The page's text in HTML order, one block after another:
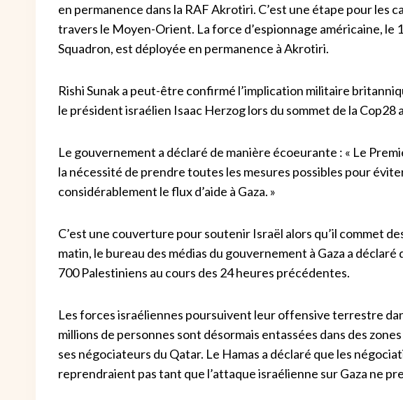
en permanence dans la RAF Akrotiri. C’est une étape pour les
travers le Moyen-Orient. La force d’espionnage américaine, le
Squadron, est déployée en permanence à Akrotiri.
Rishi Sunak a peut-être confirmé l’implication militaire
le président israélien Isaac Herzog lors du sommet de la Cop28
Le gouvernement a déclaré de manière écoeurante : « Le
la nécessité de prendre toutes les mesures possibles pour
considérablement le flux d’aide à Gaza. »
C’est une couverture pour soutenir Israël alors qu’il commet
matin, le bureau des médias du gouvernement à Gaza a
700 Palestiniens au cours des 24 heures précédentes.
Les forces israéliennes poursuivent leur offensive terrestre
millions de personnes sont désormais entassées dans des
ses négociateurs du Qatar. Le Hamas a déclaré que les
reprendraient pas tant que l’attaque israélienne sur Gaza ne